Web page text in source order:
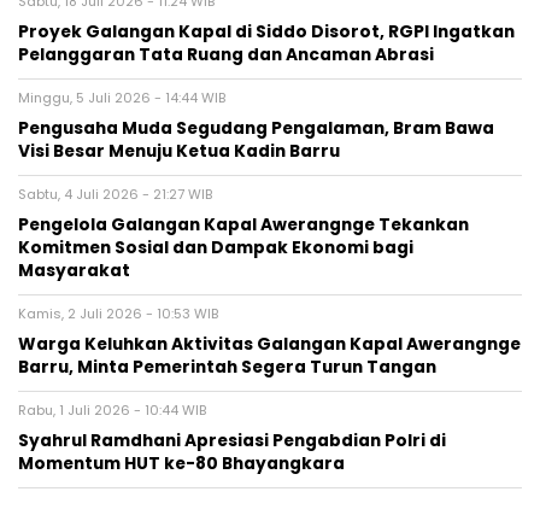
Proyek Galangan Kapal di Siddo Disorot, RGPI Ingatkan
Pelanggaran Tata Ruang dan Ancaman Abrasi
Minggu, 5 Juli 2026 - 14:44 WIB
Pengusaha Muda Segudang Pengalaman, Bram Bawa
Visi Besar Menuju Ketua Kadin Barru
Sabtu, 4 Juli 2026 - 21:27 WIB
Pengelola Galangan Kapal Awerangnge Tekankan
Komitmen Sosial dan Dampak Ekonomi bagi
Masyarakat
Kamis, 2 Juli 2026 - 10:53 WIB
Warga Keluhkan Aktivitas Galangan Kapal Awerangnge
Barru, Minta Pemerintah Segera Turun Tangan
Rabu, 1 Juli 2026 - 10:44 WIB
Syahrul Ramdhani Apresiasi Pengabdian Polri di
Momentum HUT ke-80 Bhayangkara